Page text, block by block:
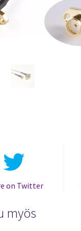
on Twitter
myös